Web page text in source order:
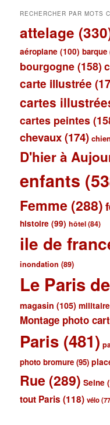
RECHERCHER PAR MOTS
attelage
aéroplane (100) barque
bourgogne (158)
carte illustrée
cartes
cartes peintes
chevaux(174)
D'hier à
enfants
Femme (288)
histoire (99) hôtel(84)
ile de
inondation (89)
Le Paris
magasin (105) militaire
Montage photo
Paris (481)
photo bromure (95)
Rue (289) Seine
tout Paris (118) vélo